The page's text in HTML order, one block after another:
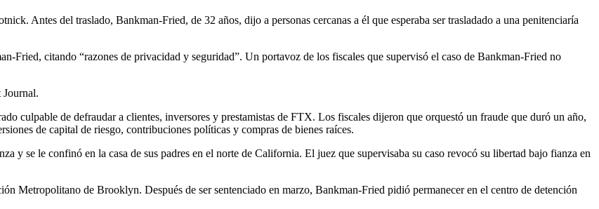
Antes del traslado, Bankman-Fried, de 32 años, dijo a personas cercanas a él que esperaba ser trasladado a una penitenciaría
Fried, citando “razones de privacidad y seguridad”. Un portavoz de los fiscales que supervisó el caso de Bankman-Fried no
culpable de defraudar a clientes, inversores y prestamistas de FTX. Los fiscales dijeron que orquestó un fraude que duró un año,
de capital de riesgo, contribuciones políticas y compras de bienes raíces.
y se le confinó en la casa de sus padres en el norte de California. El juez que supervisaba su caso revocó su libertad bajo fianza en
Metropolitano de Brooklyn. Después de ser sentenciado en marzo, Bankman-Fried pidió permanecer en el centro de detención